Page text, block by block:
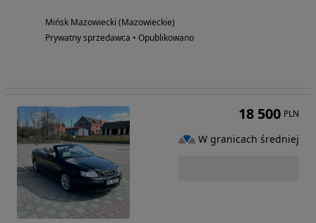
Mińsk Mazowiecki (Mazowieckie)
Prywatny sprzedawca • Opublikowano
18 500 PLN
W granicach średniej